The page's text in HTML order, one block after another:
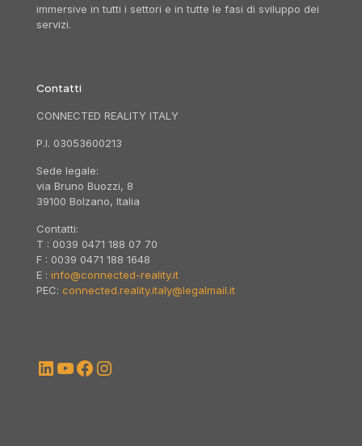
immersive in tutti i settori e in tutte le fasi di sviluppo dei
servizi.
Contatti
CONNECTED REALITY ITALY
P.I. 03053600213
Sede legale:
via Bruno Buozzi, 8
39100 Bolzano, Italia
Contatti:
T : 0039 0471 188 07 70
F : 0039 0471 188 1648
E : info@connected-reality.it
PEC: connected.reality.italy@legalmail.it
LinkedIn
YouTube
Facebook
Instagram